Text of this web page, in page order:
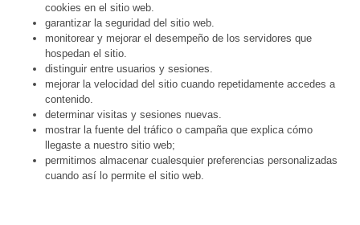
cookies en el sitio web.
garantizar la seguridad del sitio web.
monitorear y mejorar el desempeño de los servidores que
hospedan el sitio.
distinguir entre usuarios y sesiones.
mejorar la velocidad del sitio cuando repetidamente accedes a
contenido.
determinar visitas y sesiones nuevas.
mostrar la fuente del tráfico o campaña que explica cómo
llegaste a nuestro sitio web;
permitirnos almacenar cualesquier preferencias personalizadas
cuando así lo permite el sitio web.